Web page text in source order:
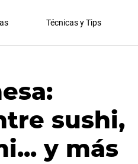
Técnicas y Tips
sushi,
y más